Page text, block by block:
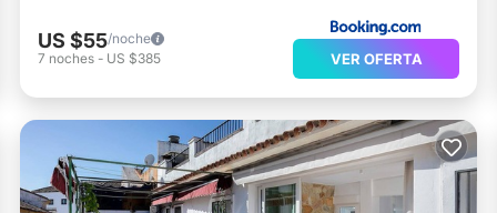
US $55/noche
7 noches - US $385 VER OFERTA